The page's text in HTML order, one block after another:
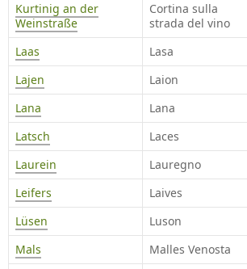
Kurtinig an der
Weinstraße
Cortina sulla
strada del vino
Laas
Lasa
Lajen
Laion
Lana
Lana
Latsch
Laces
Laurein
Lauregno
Leifers
Laives
Lüsen
Luson
Mals
Malles Venosta